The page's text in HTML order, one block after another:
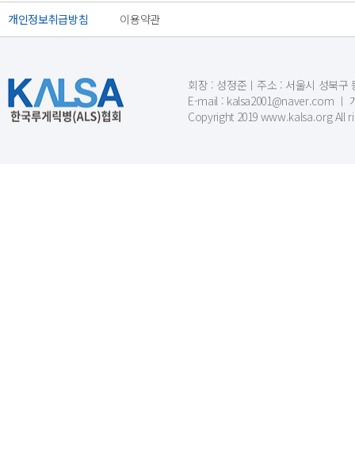
개인정보취급방침 이용약관
회장 : 성정준ㅣ주소 : 서울시 성북구
E-mail : kalsa2001@naver.com ㅣ
Copyright 2019 www.kalsa.org All